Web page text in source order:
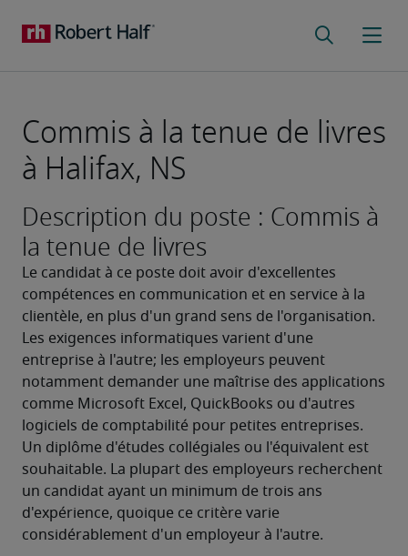
Commis à la tenue de livres
à Halifax, NS
Description du poste : Commis à
la tenue de livres
Le candidat à ce poste doit avoir d'excellentes
compétences en communication et en service à la
clientèle, en plus d'un grand sens de l'organisation.
Les exigences informatiques varient d'une
entreprise à l'autre; les employeurs peuvent
notamment demander une maîtrise des applications
comme Microsoft Excel, QuickBooks ou d'autres
logiciels de comptabilité pour petites entreprises.
Un diplôme d'études collégiales ou l'équivalent est
souhaitable. La plupart des employeurs recherchent
un candidat ayant un minimum de trois ans
d'expérience, quoique ce critère varie
considérablement d'un employeur à l'autre.